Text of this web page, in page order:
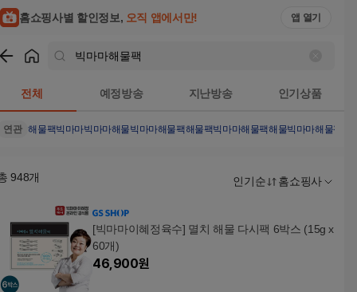
홈쇼핑사별 할인정보, 오직 앱에서만! 앱 열기
전체 예정방송 지난방송 인기상품
연관 해물팩빅마마빅마마해물빅마마해물팩해물팩빅마마해물팩해물빅마마해물팩세
948개 인기순 홈쇼핑사
[빅마마이혜정육수] 멸치 해물 다시팩 6박스 (15g x
60개)
46,900원